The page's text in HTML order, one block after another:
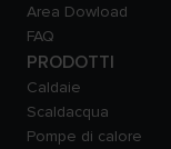
Area Dowload
FAQ
PRODOTTI
Caldaie
Scaldacqua
Pompe di calore